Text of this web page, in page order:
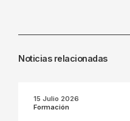
Noticias relacionadas
15 Julio 2026
Formación